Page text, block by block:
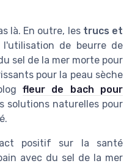
là. En outre, les trucs et
l'utilisation de beurre de
sel de la mer morte pour
pour la peau sèche
fleur de bach pour
solutions naturelles pour
positif sur la santé
avec du sel de la mer